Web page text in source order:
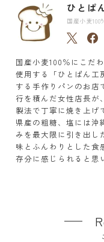
ひとぱ
国産小麦100
国産小麦100％にこだ
使用する「ひとぱん工
する手作りパンのお店
行を積んだ女性店長が
製法で丁寧に焼き上げ
県産の粗糖、塩には沖
みを最大限に引き出し
味とふんわりとした食
存分に感じられると思